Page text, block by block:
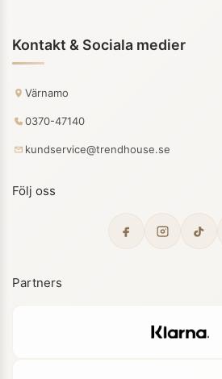
Kontakt & Sociala medier
Värnamo
0370-47140
kundservice@trendhouse.se
Följ oss
Partners